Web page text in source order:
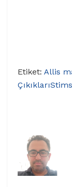
Etiket: Allis
Çıkıkları